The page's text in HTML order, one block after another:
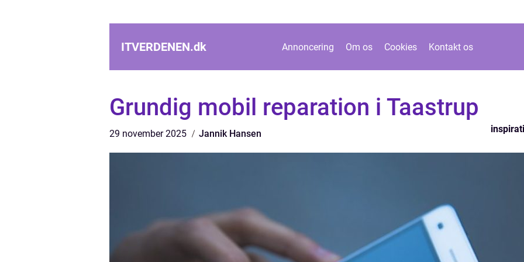
ITVERDENEN.dk Annoncering Om os Cookies Kontakt os
Grundig mobil reparation i Taastrup
29 november 2025 Jannik Hansen